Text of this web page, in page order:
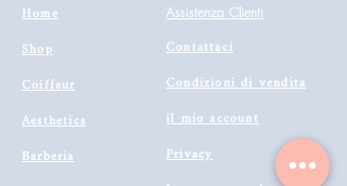
delicatamente per non irritare la cute.
Dopo qualche minuto procedere
cute con l’uso del phon.
Home
Shop
Coiffeur
Aesthetics
Barberia
Assistenza Clienti
Contattaci
Condizioni di vendita
il mio account
Privacy